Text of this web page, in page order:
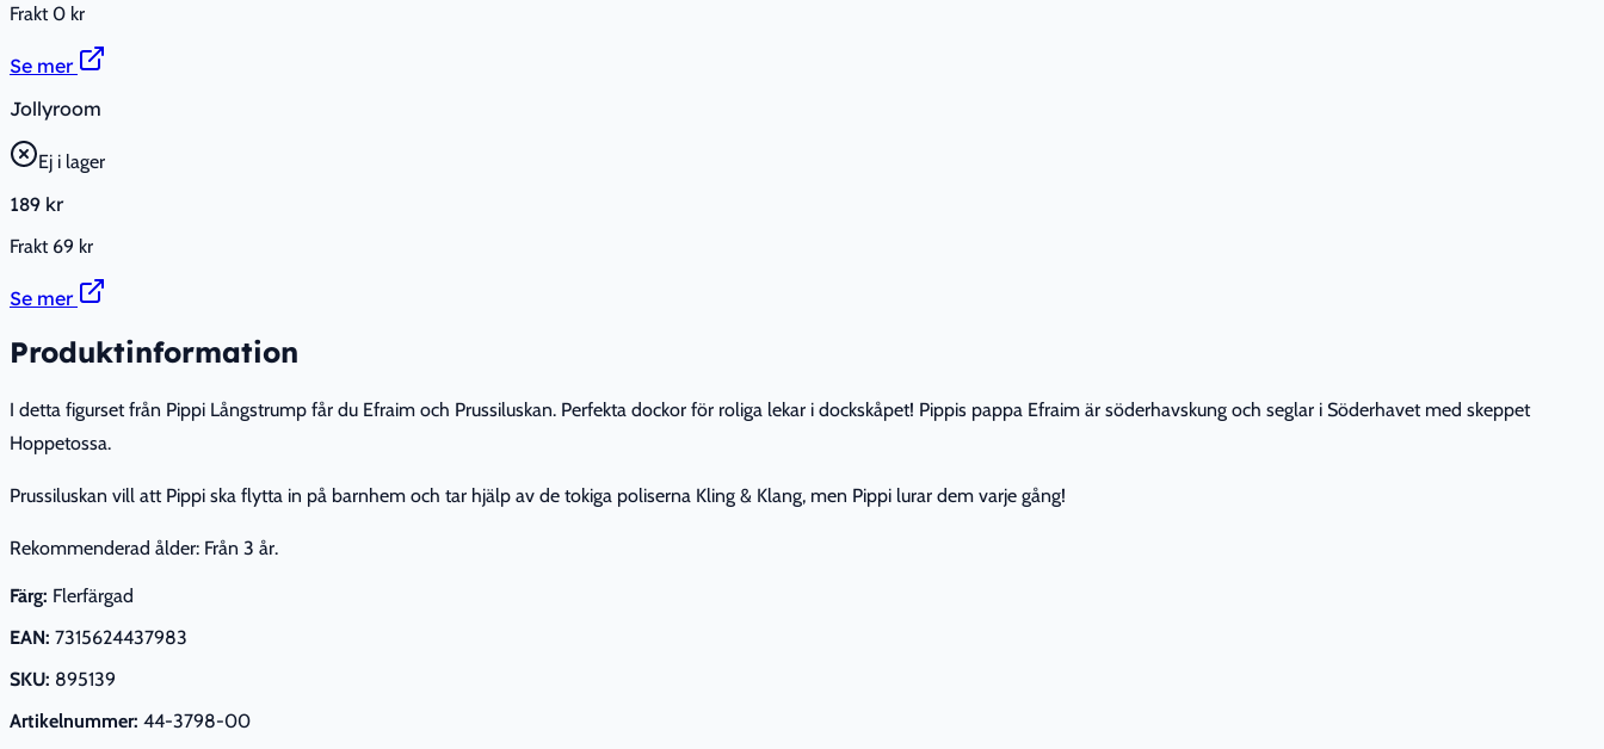
Frakt0 kr
Se mer
Jollyroom
Ej i lager
189 kr
Frakt 69 kr
Se mer
Produktinformation
I detta figurset från Pippi Långstrump får du Efraim och Prussiluskan. Perfekta dockor för roliga lekar i dockskåpet! Pippis pappa Efraim är söderhavskung och seglar i Söderhavet med skeppet
Hoppetossa.
Prussiluskan vill att Pippi ska flytta in på barnhem och tar hjälp av de tokiga poliserna Kling & Klang, men Pippi lurar dem varje gång!
Rekommenderad ålder: Från 3 år.
Färg: Flerfärgad
EAN: 7315624437983
SKU: 895139
Artikelnummer: 44-3798-00